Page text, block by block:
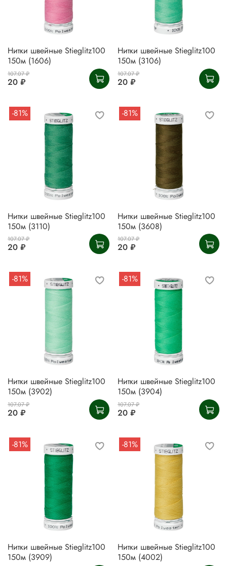
Нитки швейные Stieglitz100
150м (1606)
107.07 ₽
20 ₽
Нитки швейные Stieglitz100
150м (3106)
107.07 ₽
20 ₽
-81%
Нитки швейные Stieglitz100
150м (3110)
107.07 ₽
20 ₽
-81%
Нитки швейные Stieglitz100
150м (3608)
107.07 ₽
20 ₽
-81%
Нитки швейные Stieglitz100
150м (3902)
107.07 ₽
20 ₽
-81%
Нитки швейные Stieglitz100
150м (3904)
107.07 ₽
20 ₽
-81%
Нитки швейные Stieglitz100
150м (3909)
-81%
Нитки швейные Stieglitz100
150м (4002)